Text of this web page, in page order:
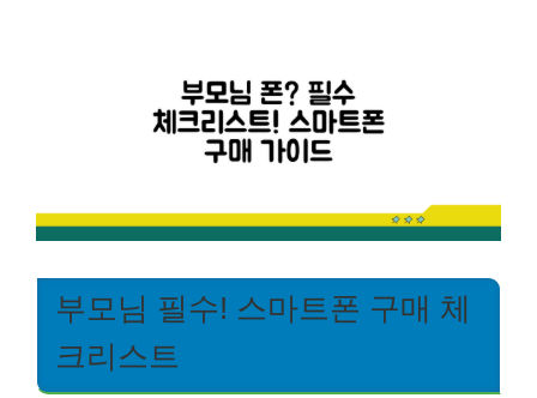
부모님 필수! 스마트폰 구매 체
크리스트